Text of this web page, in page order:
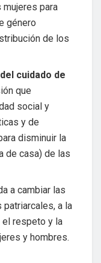
para
género
de los
cuidado de
que
social y
y de
disminuir la
de casa) de las
a cambiar las
a la
el respeto y la
y hombres.